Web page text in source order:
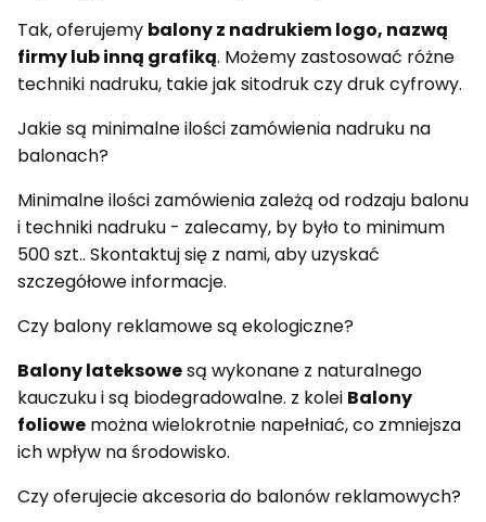
Tak, oferujemy balony z nadrukiem logo, nazwą
firmy lub inną grafiką. Możemy zastosować różne
techniki nadruku, takie jak sitodruk czy druk cyfrowy.
Jakie są minimalne ilości zamówienia nadruku na
balonach?
Minimalne ilości zamówienia zależą od rodzaju balonu
i techniki nadruku - zalecamy, by było to minimum
500 szt.. Skontaktuj się z nami, aby uzyskać
szczegółowe informacje.
Czy balony reklamowe są ekologiczne?
Balony lateksowesą wykonane z naturalnego
kauczuku i są biodegradowalne. z kolei Balony
foliowe można wielokrotnie napełniać, co zmniejsza
ich wpływ na środowisko.
Czy oferujecie akcesoria do balonów reklamowych?